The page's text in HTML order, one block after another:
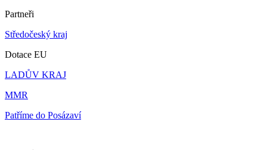
Partneři
Středočeský kraj
Dotace EU
LADŮV KRAJ
MMR
Patříme do Posázaví